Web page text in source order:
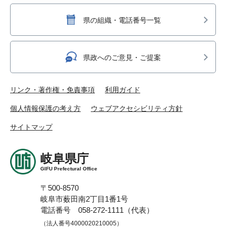
県の組織・電話番号一覧
県政へのご意見・ご提案
リンク・著作権・免責事項 利用ガイド
個人情報保護の考え方 ウェブアクセシビリティ方針
サイトマップ
岐阜県庁
GIFU Prefectural Office
〒500-8570
岐阜市薮田南2丁目1番1号
電話番号 058-272-1111（代表）
（法人番号4000020210005）